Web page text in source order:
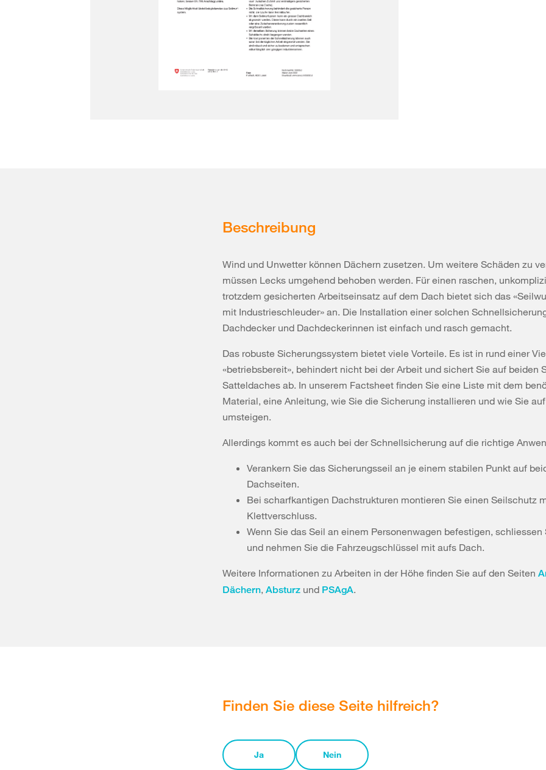
Beschreibung
Wind und Unwetter können Dächern zusetzen. Um weitere Schäden zu
müssen Lecks umgehend behoben werden. Für einen raschen,
trotzdem gesicherten Arbeitseinsatz auf dem Dach bietet sich das
mit Industrieschleuder» an. Die Installation einer solchen
Dachdecker und Dachdeckerinnen ist einfach und rasch gemacht.
Das robuste Sicherungssystem bietet viele Vorteile. Es ist in rund einer
«betriebsbereit», behindert nicht bei der Arbeit und sichert Sie auf beiden
Satteldaches ab. In unserem Factsheet finden Sie eine Liste mit dem
Material, eine Anleitung, wie Sie die Sicherung installieren und wie Sie
umsteigen.
Allerdings kommt es auch bei der Schnellsicherung auf die richtige
Verankern Sie das Sicherungsseil an je einem stabilen Punkt auf
Dachseiten.
Bei scharfkantigen Dachstrukturen montieren Sie einen Seilschutz
Klettverschluss.
Wenn Sie das Seil an einem Personenwagen befestigen, schliessen
und nehmen Sie die Fahrzeugschlüssel mit aufs Dach.
Weitere Informationen zu Arbeiten in der Höhe finden Sie auf den Seiten
Dächern, Absturz und PSAgA.
Finden Sie diese Seite hilfreich?
Ja Nein